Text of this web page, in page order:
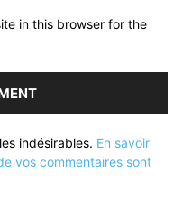
in this browser for the
indésirables. En savoir
vos commentaires sont